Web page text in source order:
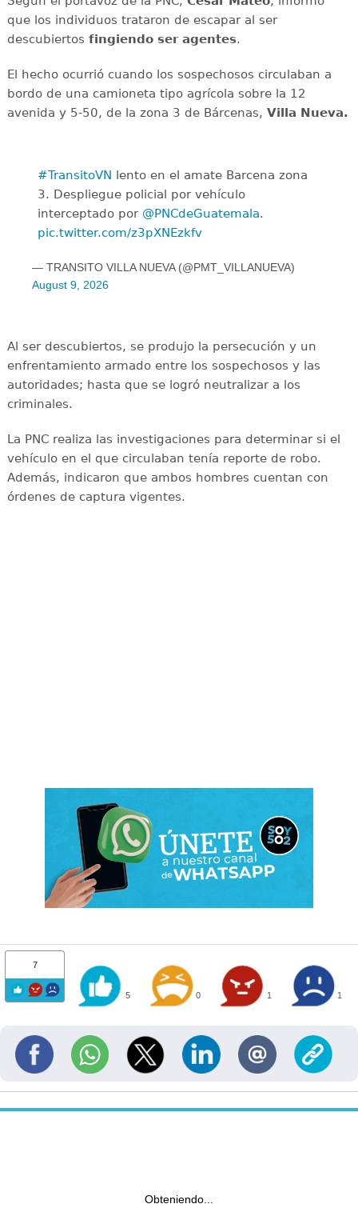
que los individuos trataron de escapar al ser
descubiertos fingiendo ser agentes.
El hecho ocurrió cuando los sospechosos circulaban a
bordo de una camioneta tipo agrícola sobre la 12
avenida y 5-50, de la zona 3 de Bárcenas, Villa Nueva.
#TransitoVN lento en el amate Barcena zona
3. Despliegue policial por vehículo
interceptado por @PNCdeGuatemala.
pic.twitter.com/z3pXNEzkfv
— TRANSITO VILLA NUEVA (@PMT_VILLANUEVA)
August 9, 2026
Al ser descubiertos, se produjo la persecución y un
enfrentamiento armado entre los sospechosos y las
autoridades; hasta que se logró neutralizar a los
criminales.
La PNC realiza las investigaciones para determinar si el
vehículo en el que circulaban tenía reporte de robo.
Además, indicaron que ambos hombres cuentan con
órdenes de captura vigentes.
7
5 0 1 1
Obteniendo...